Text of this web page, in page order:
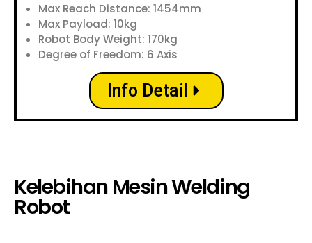
Max Reach Distance: 1454mm
Max Payload: 10kg
Robot Body Weight: 170kg
Degree of Freedom: 6 Axis
Info Detail
Kelebihan Mesin Welding
Robot